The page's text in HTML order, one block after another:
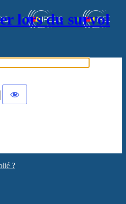
lors du survol
?